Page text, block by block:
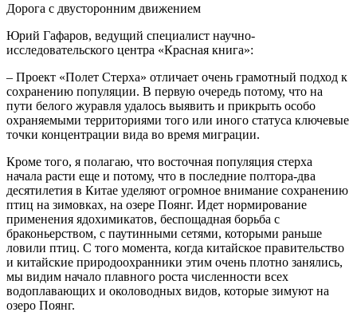
Дорога с двусторонним движением
Юрий Гафаров, ведущий специалист научно-
исследовательского центра «Красная книга»:
– Проект «Полет Стерха» отличает очень грамотный подход к
сохранению популяции. В первую очередь потому, что на
пути белого журавля удалось выявить и прикрыть особо
охраняемыми территориями того или иного статуса ключевые
точки концентрации вида во время миграции.
Кроме того, я полагаю, что восточная популяция стерха
начала расти еще и потому, что в последние полтора-два
десятилетия в Китае уделяют огромное внимание сохранению
птиц на зимовках, на озере Поянг. Идет нормирование
применения ядохимикатов, беспощадная борьба с
браконьерством, с паутинными сетями, которыми раньше
ловили птиц. С того момента, когда китайское правительство
и китайские природоохранники этим очень плотно занялись,
мы видим начало плавного роста численности всех
водоплавающих и околоводных видов, которые зимуют на
озеро Поянг.